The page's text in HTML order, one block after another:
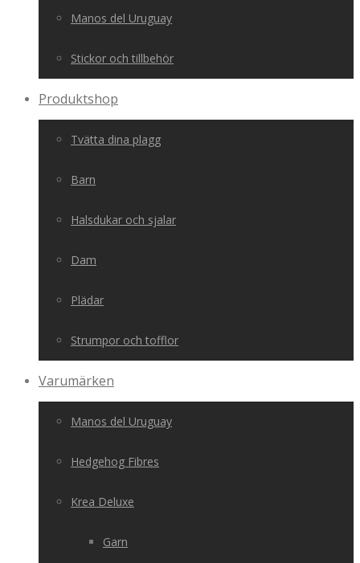
Manos del Uruguay
Stickor och tillbehör
Produktshop
Tvätta dina plagg
Barn
Halsdukar och sjalar
Dam
Plädar
Strumpor och tofflor
Varumärken
Manos del Uruguay
Hedgehog Fibres
Krea Deluxe
Garn